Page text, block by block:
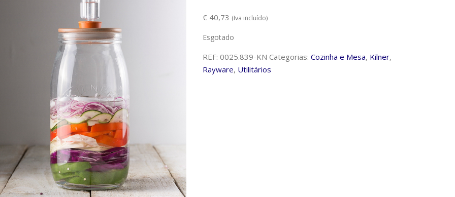
€40,73 (Iva incluído)
Esgotado
REF: 0025.839-KN Categorias: Cozinha e Mesa, Kilner,
Rayware, Utilitários